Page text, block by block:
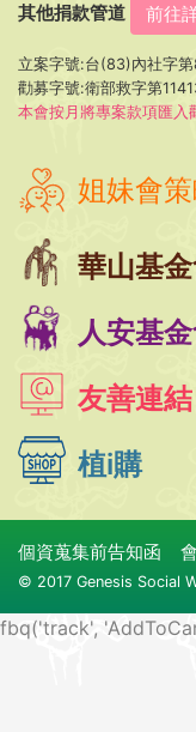
其他捐款管道 前往
立案字號:台(83)內社字
勸募字號:衛部救字第
本會按月將專案款項匯入
姐妹會
華山基
人安基
友善連結
植i購
個資蒐集前告知函
© 2017 Genesis Social
fbq('track',